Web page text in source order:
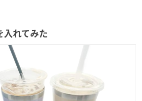
入れてみた